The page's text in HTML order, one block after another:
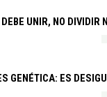
UNIR, NO DIVIDIR
GENÉTICA: ES